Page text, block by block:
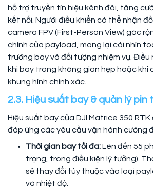
hỗ trợ truyền tín hiệu kênh đôi, tăng
kết nối. Người điều khiển có thể nhận
camera FPV (First-Person View) góc
chính của payload, mang lại cái nhìn
trường bay và đối tượng nhiệm vụ. Điều
khi bay trong không gian hẹp hoặc khi
khung hình chính xác.
2.3. Hiệu suất bay & quản lý pin
Hiệu suất bay của DJI Matrice 350
đáp ứng các yêu cầu vận hành cường
Thời gian bay tối đa:Lên đến 55
trọng, trong điều kiện lý tưởng).
sẽ thay đổi tùy thuộc vào loại
và nhiệt độ.